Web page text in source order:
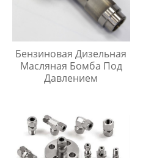
Бензиновая Дизельная
Масляная Бомба Под
Давлением